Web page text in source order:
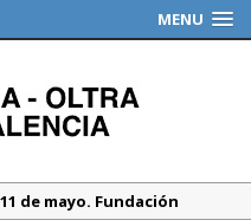
MENU
de mayo. Fundación